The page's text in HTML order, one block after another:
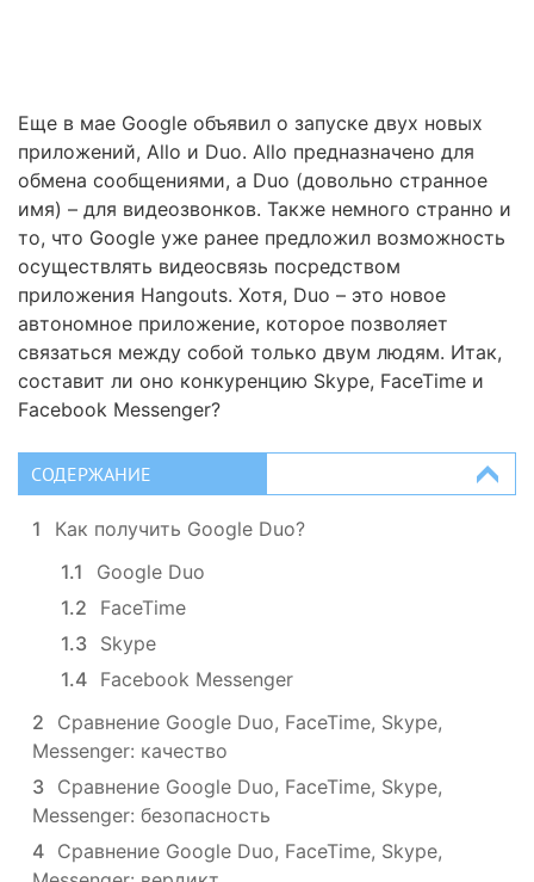
Еще в мае Google объявил о запуске двух новых
приложений, Allo и Duo. Allo предназначено для
обмена сообщениями, а Duo (довольно странное
имя) – для видеозвонков. Также немного странно и
то, что Google уже ранее предложил возможность
осуществлять видеосвязь посредством
приложения Hangouts. Хотя, Duo – это новое
автономное приложение, которое позволяет
связаться между собой только двум людям. Итак,
составит ли оно конкуренцию Skype, FaceTime и
Facebook Messenger?
СОДЕРЖАНИЕ
1
Как получить Google Duo?
1.1
Google Duo
1.2
FaceTime
1.3 Skype
1.4 Facebook Messenger
2
Сравнение Google Duo, FaceTime, Skype,
Messenger: качество
3 Сравнение Google Duo, FaceTime, Skype,
Messenger: безопасность
4 Сравнение Google Duo, FaceTime, Skype,